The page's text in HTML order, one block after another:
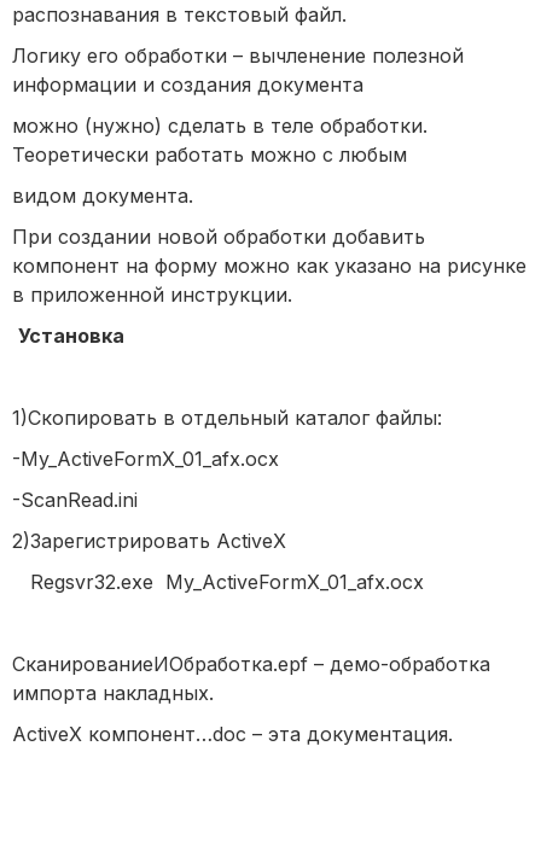
распознавания в текстовый файл.
Логику его обработки – вычленение полезной
информации и создания документа
можно (нужно) сделать в теле обработки.
Теоретически работать можно с любым
видом документа.
При создании новой обработки добавить
компонент на форму можно как указано на рисунке
в приложенной инструкции.
Установка
1)Скопировать в отдельный каталог файлы:
-My_ActiveFormX_01_afx.ocx
-ScanRead.ini
2)Зарегистрировать ActiveX
Regsvr32.exe My_ActiveFormX_01_afx.ocx
СканированиеИОбработка.epf – демо-обработка
импорта накладных.
ActiveX компонент…doc – эта документация.